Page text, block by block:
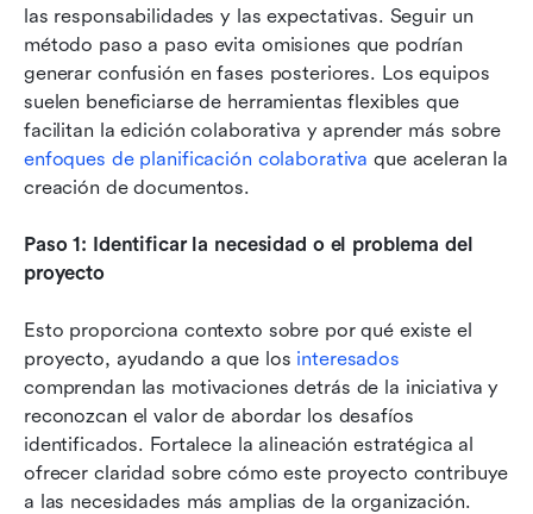
las responsabilidades y las expectativas. Seguir un
método paso a paso evita omisiones que podrían
generar confusión en fases posteriores. Los equipos
suelen beneficiarse de herramientas flexibles que
enfoques de planificación colaborativa que aceleran la
creación de documentos.
Paso 1: Identificar la necesidad o el problema del
proyecto
Esto proporciona contexto sobre por qué existe el
proyecto, ayudando a que los interesados
comprendan las motivaciones detrás de la iniciativa y
reconozcan el valor de abordar los desafíos
identificados. Fortalece la alineación estratégica al
ofrecer claridad sobre cómo este proyecto contribuye
a las necesidades más amplias de la organización.